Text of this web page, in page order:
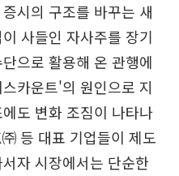
시의 구조를 바꾸는 새
사들인 자사주를 장기
으로 활용해 온 관행에
카운트'의 원인으로 지
도 변화 조짐이 나타나
등 대표 기업들이 제도
자 시장에서는 단순한